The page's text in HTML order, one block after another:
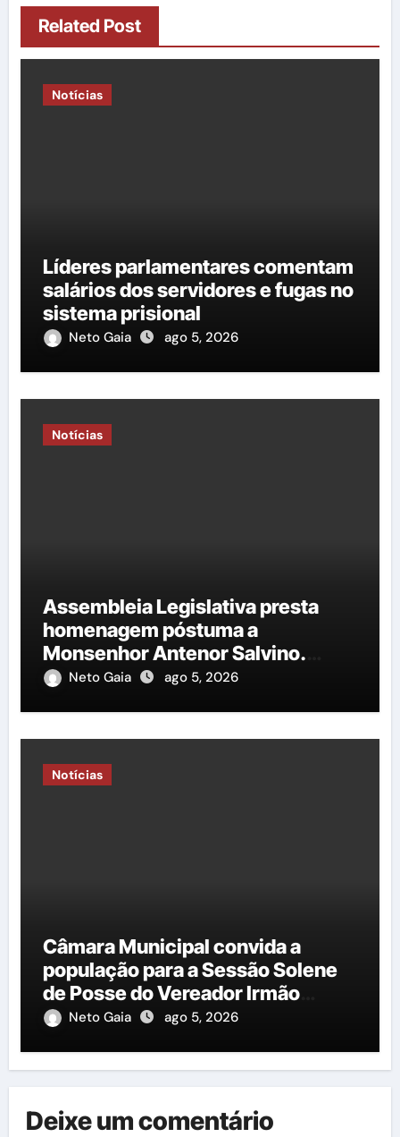
Related Post
Notícias
Líderes parlamentares comentam
salários dos servidores e fugas no
sistema prisional
Neto Gaia ago 5, 2026
Notícias
Assembleia Legislativa presta
homenagem póstuma a
Monsenhor Antenor Salvino.
Saiba mais!
Neto Gaia ago 5, 2026
Notícias
Câmara Municipal convida a
população para a Sessão Solene
de Posse do Vereador Irmão
Cícero
Neto Gaia ago 5, 2026
Deixe um comentário